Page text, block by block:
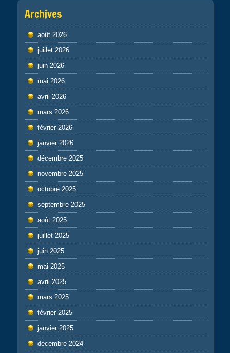
Archives
août 2026
juillet 2026
juin 2026
mai 2026
avril 2026
mars 2026
février 2026
janvier 2026
décembre 2025
novembre 2025
octobre 2025
septembre 2025
août 2025
juillet 2025
juin 2025
mai 2025
avril 2025
mars 2025
février 2025
janvier 2025
décembre 2024